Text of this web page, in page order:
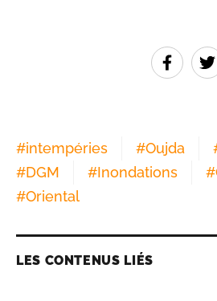
#intempéries #Oujda
#DGM #Inondations #
#Oriental
LES CONTENUS LIÉS